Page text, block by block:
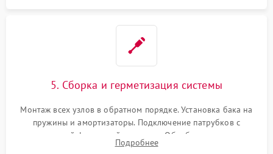
5. Сборка и герметизация системы
Монтаж всех узлов в обратном порядке. Установка бака на
пружины и амортизаторы. Подключение патрубков с
надежной фиксацией хомутами. Обработка стыков
герметиком для предотвращения возможных протечек воды.
Подробнее